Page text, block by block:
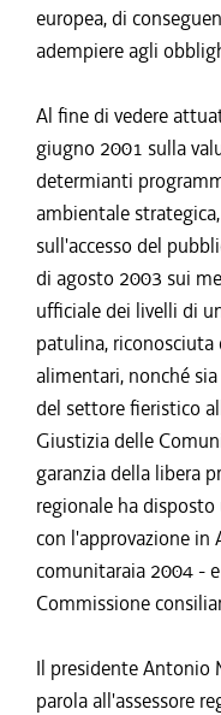
europea, di
adempiere agli
Al fine di vedere
giugno 2001 sulla
determianti
ambientale
sull'accesso del
di agosto 2003 sui
ufficiale dei livelli di
patulina,
alimentari, nonché
del settore fieristico
Giustizia delle
garanzia della libera
regionale ha
con l'approvazione in
comunitaraia 2004 -
Commissione
Il presidente Antonio
parola all'assessore